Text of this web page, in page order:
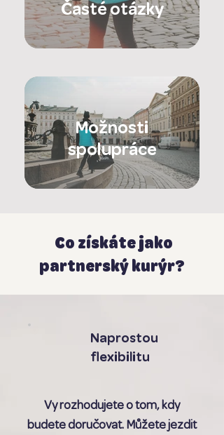
Časté otázky
Možnosti
spolupráce
Co získáte jako
partnerský kurýr?
Naprostou
flexibilitu
Vy rozhodujete o tom, kdy
budete doručovat. Můžete jezdit